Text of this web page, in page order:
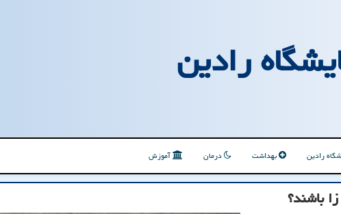
رادین
رادین بهداشت درمان آموزش
باشند؟